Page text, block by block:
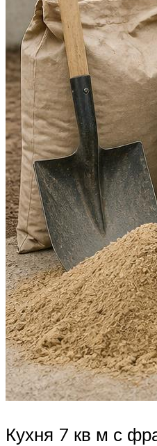
Кухня 7 кв м с